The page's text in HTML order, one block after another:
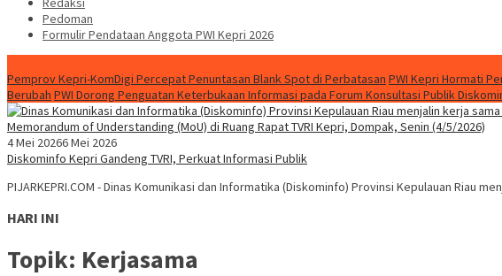
Pedoman
Formulir Pendataan Anggota PWI Kepri 2026
Pemprov Kepri-KomDigi Percepat Penuntasan Blank Spot di Perbatasan PWI Kepri Hormati
Berubah PWI Dorong Penguatan Keterbukaan Informasi pada Forum Konsultasi Publik
4 Mei 20266 Mei 2026
Diskominfo Kepri Gandeng TVRI, Perkuat Informasi Publik
PIJARKEPRI.COM - Dinas Komunikasi dan Informatika (Diskominfo) Provinsi Kepulauan Riau
HARI INI
Topik: Kerjasama